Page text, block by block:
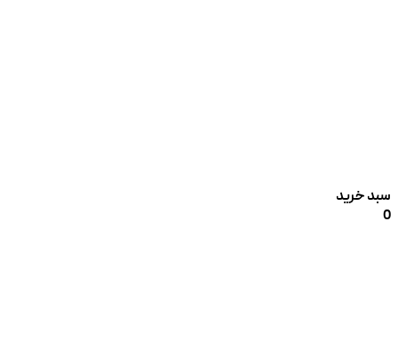
سبد خرید
0